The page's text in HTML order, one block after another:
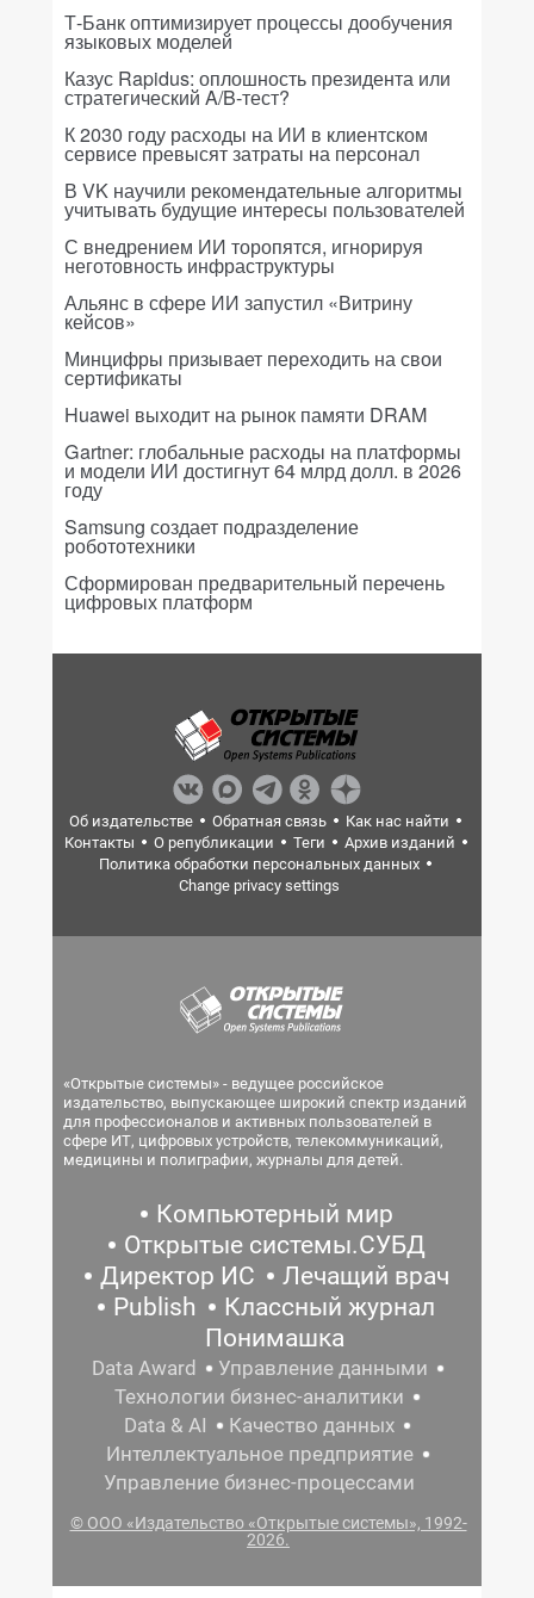
Т-Банк оптимизирует процессы дообучения
языковых моделей
Казус Rapidus: оплошность президента или
стратегический A/B-тест?
К 2030 году расходы на ИИ в клиентском
сервисе превысят затраты на персонал
В VK научили рекомендательные алгоритмы
учитывать будущие интересы пользователей
С внедрением ИИ торопятся, игнорируя
неготовность инфраструктуры
Альянс в сфере ИИ запустил «Витрину
кейсов»
Минцифры призывает переходить на свои
сертификаты
Huawei выходит на рынок памяти DRAM
Gartner: глобальные расходы на платформы
и модели ИИ достигнут 64 млрд долл. в 2026
году
Samsung создает подразделение
робототехники
Сформирован предварительный перечень
цифровых платформ
Об издательстве Обратная связь
Как нас найти
Контакты
О републикации Теги
Архив изданий
Политика обработки персональных данных
Change privacy settings
«Открытые системы» - ведущее российское
издательство, выпускающее широкий спектр изданий
для профессионалов и активных пользователей в
сфере ИТ, цифровых устройств, телекоммуникаций,
медицины и полиграфии, журналы для детей.
Компьютерный мир
Открытые системы.СУБД
Директор ИС
Лечащий врач
Publish
Классный журнал
Понимашка
Data Award
Управление данными
Технологии бизнес-аналитики
Data & AI
Качество данных
Интеллектуальное предприятие
Управление бизнес-процессами
© ООО «Издательство «Открытые системы», 1992-
2026.